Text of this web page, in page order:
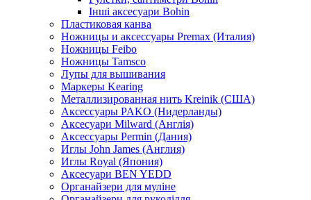
Інші аксесуари Bohin
Пластиковая канва
Ножницы и аксессуары Premax (Италия)
Ножницы Feibo
Ножницы Tamsco
Лупы для вышивания
Маркеры Kearing
Металлизированная нить Kreinik (США)
Аксессуары PAKO (Нидерланды)
Аксесуари Milward (Англія)
Аксессуары Permin (Дания)
Иглы John James (Англия)
Иглы Royal (Япония)
Аксесуари BEN YEDD
Органайзери для муліне